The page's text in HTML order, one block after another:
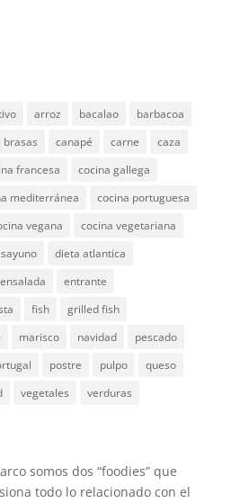
arroz bacalao
barbacoa
brasas canapé carne
caza
francesa
cocina gallega
mediterránea
cocina portuguesa
vegana
cocina vegetariana
dieta atlantica
ensalada
entrante
fish
grilled fish
marisco navidad
pescado
postre pulpo
queso
vegetales verduras
somos dos “foodies” que
todo lo relacionado con el